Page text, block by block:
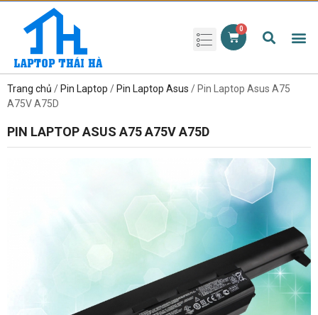
Trang chủ / Pin Laptop / Pin Laptop Asus / Pin Laptop Asus A75
A75V A75D
PIN LAPTOP ASUS A75 A75V A75D